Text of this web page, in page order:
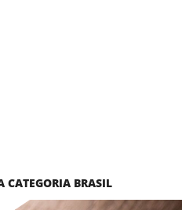
CATEGORIA BRASIL